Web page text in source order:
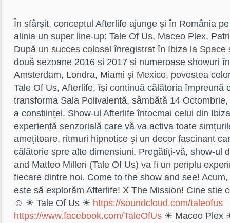
În sfârșit, conceptul Afterlife ajunge și în România
alinia un super line-up: Tale Of Us, Maceo Plex,
După un succes colosal înregistrat în Ibiza la Space
două sezoane 2016 și 2017 și numeroase showuri
Amsterdam, Londra, Miami și Mexico, povestea
Tale Of Us, Afterlife, își continuă călătoria împreună
transforma Sala Polivalentă, sâmbătă 14
a conștiinței. Show-ul Afterlife întocmai celui din
experiență senzorială care vă va activa toate
amețitoare, ritmuri hipnotice și un decor fascinant
călătorie spre alte dimensiuni. Pregătiți-vă, show-ul
and Matteo Milleri (Tale Of Us) va fi un periplu
fiecare dintre noi. Come to the show and see!
este să explorăm Afterlife! X The Mission! Cine știe
☺ ☀ Tale Of Us ☀ https://soundcloud.com/taleofus
https://www.facebook.com/TaleOfUs ☀ Maceo Plex